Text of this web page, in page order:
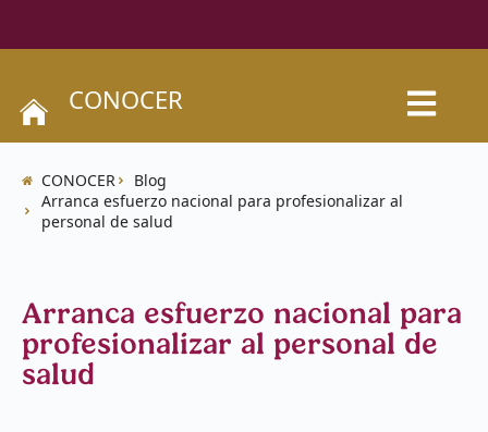
CONOCER
CONOCER
Blog
Arranca esfuerzo nacional para profesionalizar al
personal de salud
Arranca esfuerzo nacional para
profesionalizar al personal de
salud